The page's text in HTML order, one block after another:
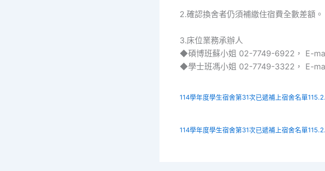
2.確認換舍者仍須補繳住宿費全數差額。
3.床位業務承辦人
◆碩博班蘇小姐 02-7749-6922， E-
◆學士班馮小姐 02-7749-3322， E-
114學年度學生宿舍第31次已遞補上宿舍名單
114學年度學生宿舍第31次已遞補上宿舍名單